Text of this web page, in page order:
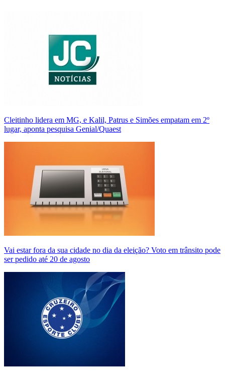
Cleitinho lidera em MG, e Kalil, Patrus e Simões empatam em 2º
lugar, aponta pesquisa Genial/Quaest
Vai estar fora da sua cidade no dia da eleição? Voto em trânsito pode
ser pedido até 20 de agosto